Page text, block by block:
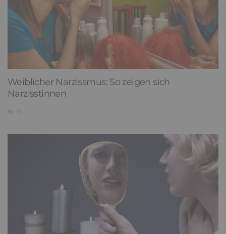
Weiblicher Narzissmus: So zeigen sich
Narzisstinnen